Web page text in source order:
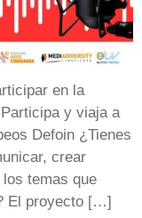
en la
y viaja a
Defoin ¿Tienes
crear
temas que
El proyecto […]